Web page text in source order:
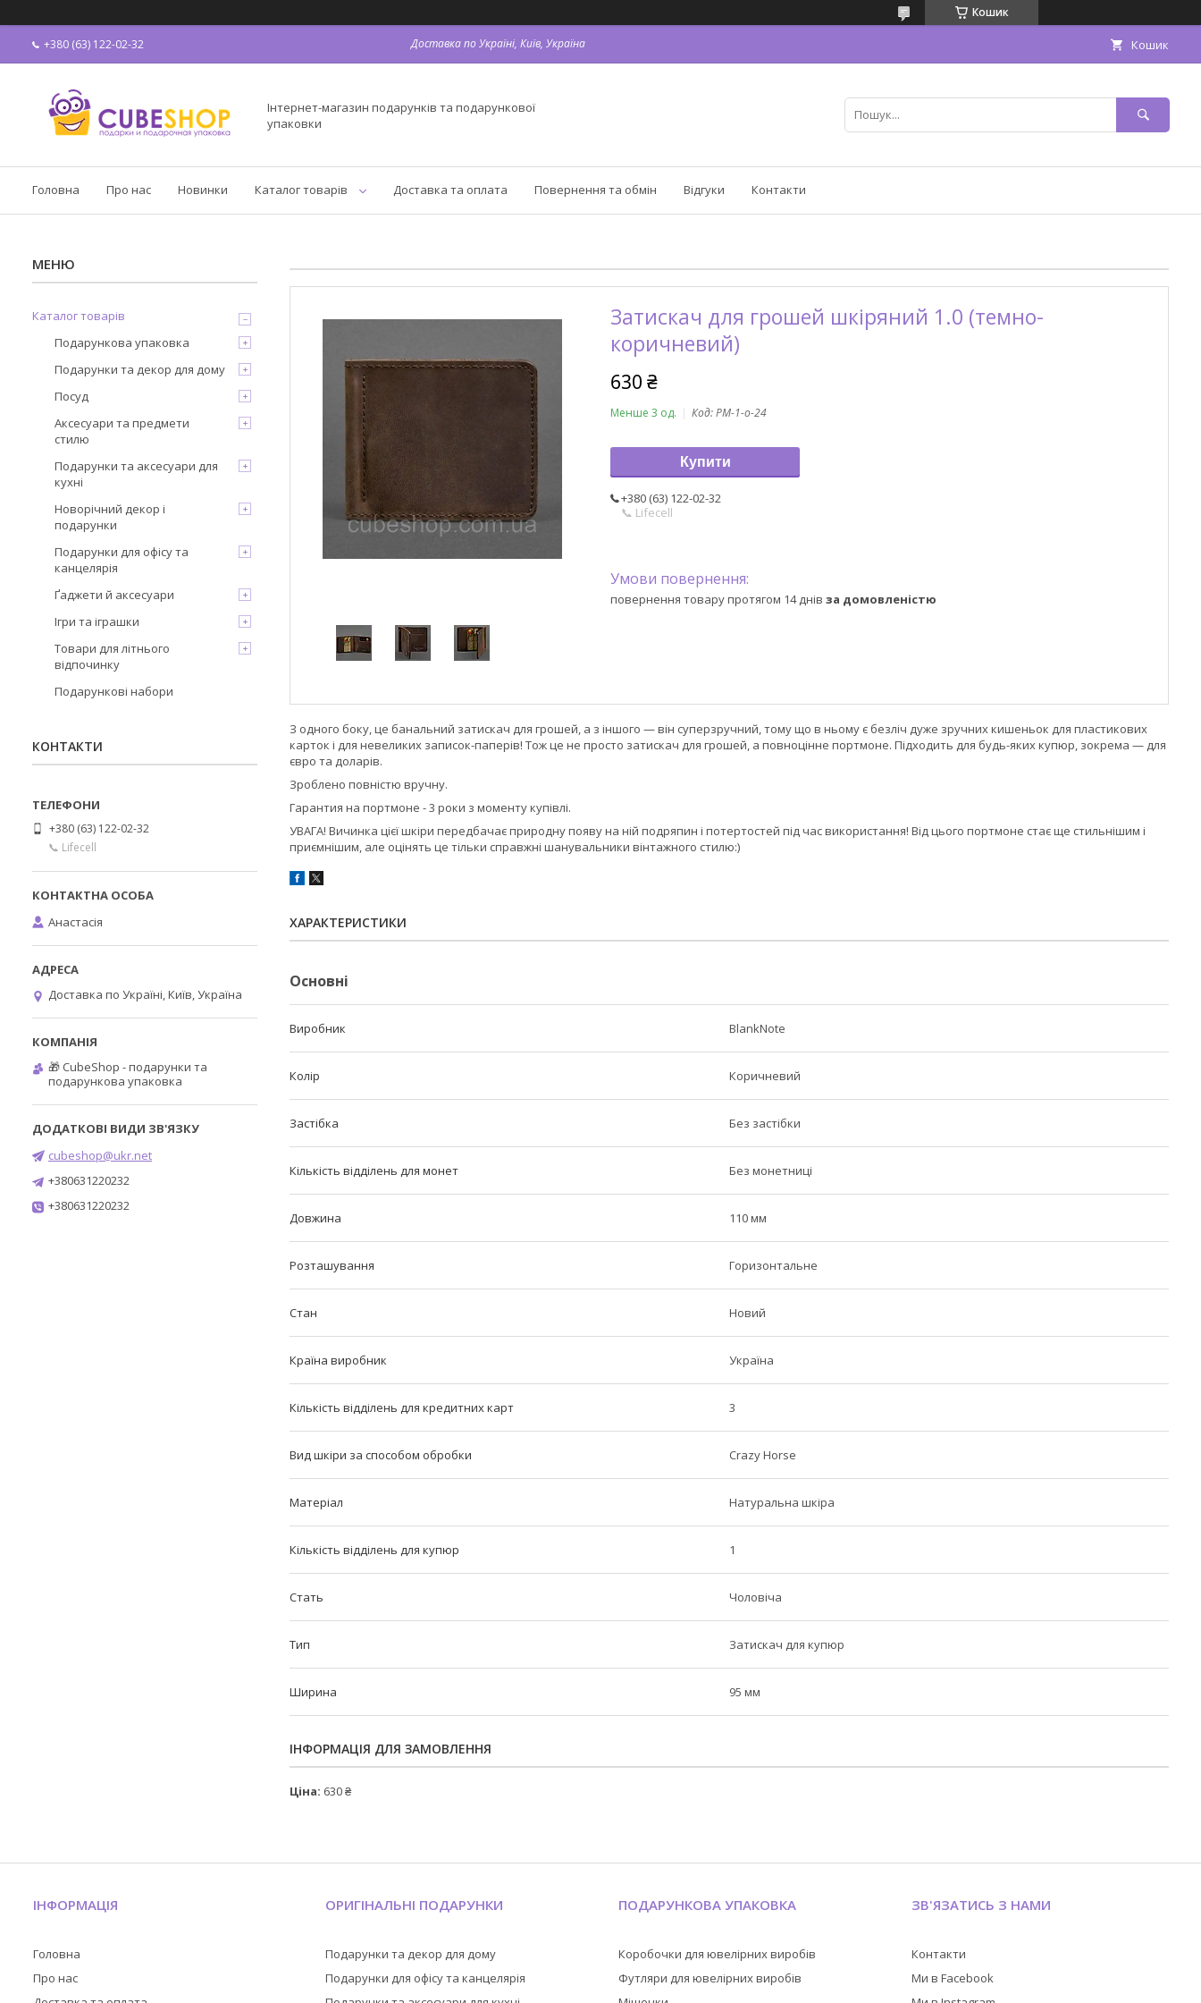
Кошик
+380 (63) 122-02-32 Доставка по Україні, Київ, Україна Кошик
Інтернет-магазин подарунків та подарункової
упаковки
Головна Про нас Новинки Каталог товарів Доставка та оплата Повернення та обмін Відгуки Контакти
Затискач для грошей шкіряний 1.0 (темно-
коричневий)
630 ₴
Менше 3 од. Код:PM-1-o-24
Купити
+380 (63) 122-02-32
📞 Lifecell
повернення товару протягом 14 днів за домовленістю
З одного боку, це банальний затискач для грошей, а з іншого — він суперзручний, тому що в ньому є безліч дуже зручних кишеньок для пластикових
карток і для невеликих записок-паперів! Тож це не просто затискач для грошей, а повноцінне портмоне. Підходить для будь-яких купюр, зокрема — для
євро та доларів.
Зроблено повністю вручну.
Гарантия на портмоне - 3 роки з моменту купівлі.
УВАГА! Вичинка цієї шкіри передбачає природну появу на ній подряпин і потертостей під час використання! Від цього портмоне стає ще стильнішим і
приємнішим, але оцінять це тільки справжні шанувальники вінтажного стилю:)
ХАРАКТЕРИСТИКИ
Основні
Виробник BlankNote
Колір Коричневий
Застібка Без застібки
Кількість відділень для монет Без монетниці
Довжина 110 мм
Розташування Горизонтальне
Стан Новий
Країна виробник Україна
Кількість відділень для кредитних карт 3
Вид шкіри за способом обробки Crazy Horse
Матеріал Натуральна шкіра
Кількість відділень для купюр 1
Стать Чоловіча
Тип Затискач для купюр
Ширина 95 мм
ІНФОРМАЦІЯ ДЛЯ ЗАМОВЛЕННЯ
Ціна: 630 ₴
Каталог товарів
Подарункова упаковка
Подарунки та декор для дому
Посуд
Аксесуари та предмети
стилю
Подарунки та аксесуари для
кухні
Новорічний декор і
подарунки
Подарунки для офісу та
канцелярія
Ґаджети й аксесуари
Ігри та іграшки
Товари для літнього
відпочинку
Подарункові набори
КОНТАКТИ
+380 (63) 122-02-32
📞 Lifecell
Анастасія
Доставка по Україні, Київ, Україна
🎁 CubeShop - подарунки та
подарункова упаковка
cubeshop@ukr.net
+380631220232
+380631220232
ІНФОРМАЦІЯ
Головна
Про нас
ОРИГІНАЛЬНІ ПОДАРУНКИ
Подарунки та декор для дому
Подарунки для офісу та канцелярія
ПОДАРУНКОВА УПАКОВКА
Коробочки для ювелірних виробів
Футляри для ювелірних виробів
ЗВ'ЯЗАТИСЬ З НАМИ
Контакти
Ми в Facebook